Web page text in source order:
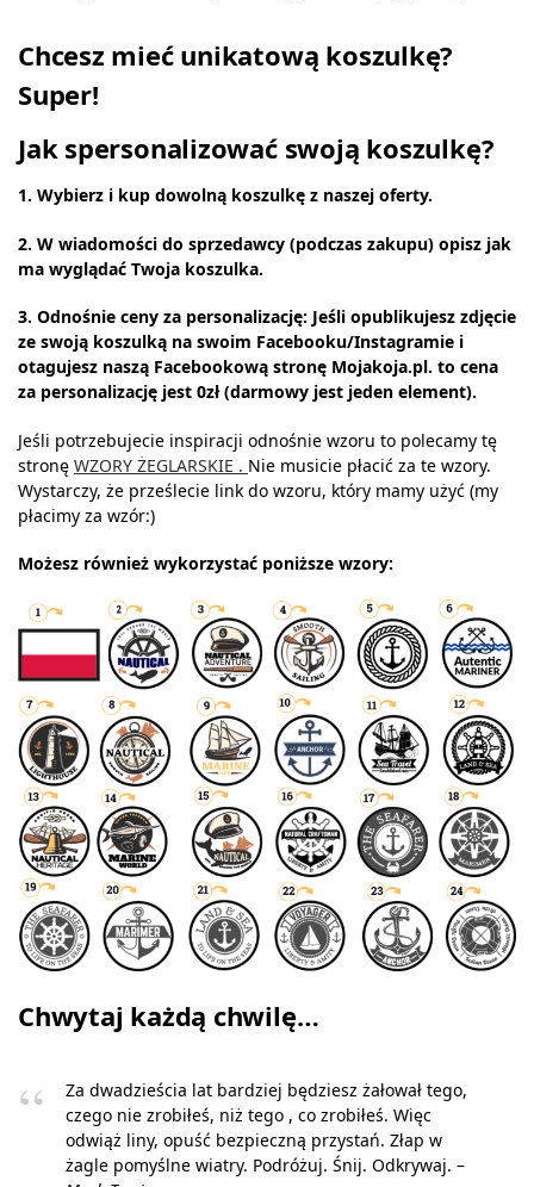
Chcesz mieć unikatową koszulkę?
Super!
Jak spersonalizować swoją koszulkę?
1. Wybierz i kup dowolną koszulkę z naszej oferty.
2. W wiadomości do sprzedawcy (podczas zakupu) opisz jak
ma wyglądać Twoja koszulka.
3. Odnośnie ceny za personalizację: Jeśli opublikujesz zdjęcie
ze swoją koszulką na swoim Facebooku/Instagramie i
otagujesz naszą Facebookową stronę Mojakoja.pl. to cena
za personalizację jest 0zł (darmowy jest jeden element).
Jeśli potrzebujecie inspiracji odnośnie wzoru to polecamy tę
stronę WZORY ŻEGLARSKIE . Nie musicie płacić za te wzory.
Wystarczy, że prześlecie link do wzoru, który mamy użyć (my
płacimy za wzór:)
Możesz również wykorzystać poniższe wzory:
Chwytaj każdą chwilę…
Za dwadzieścia lat bardziej będziesz żałował tego,
czego nie zrobiłeś, niż tego , co zrobiłeś. Więc
odwiąż liny, opuść bezpieczną przystań. Złap w
żagle pomyślne wiatry. Podróżuj. Śnij. Odkrywaj. –